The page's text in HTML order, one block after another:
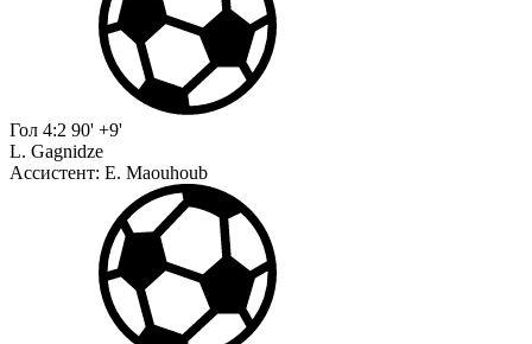
Гол 4:2 90' +9'
L. Gagnidze
Ассистент: E. Maouhoub